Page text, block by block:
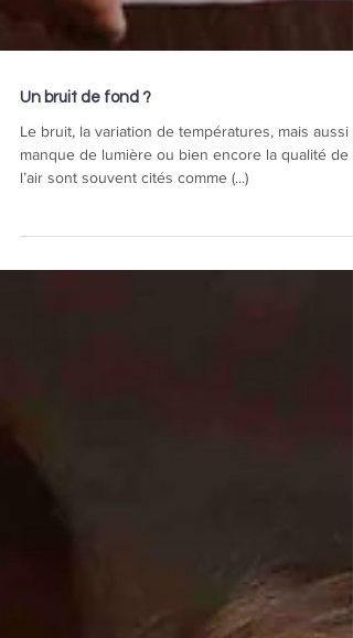
Un bruit de fond ?
Le bruit, la variation de températures, mais aussi
l’air sont souvent cités comme (...)